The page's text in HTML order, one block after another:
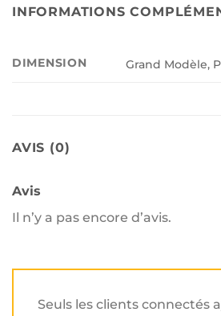
INFORMATIONS
DIMENSION Grand Modèle,
AVIS (0)
Avis
Il n’y a pas encore d’avis.
Seuls les clients connectés